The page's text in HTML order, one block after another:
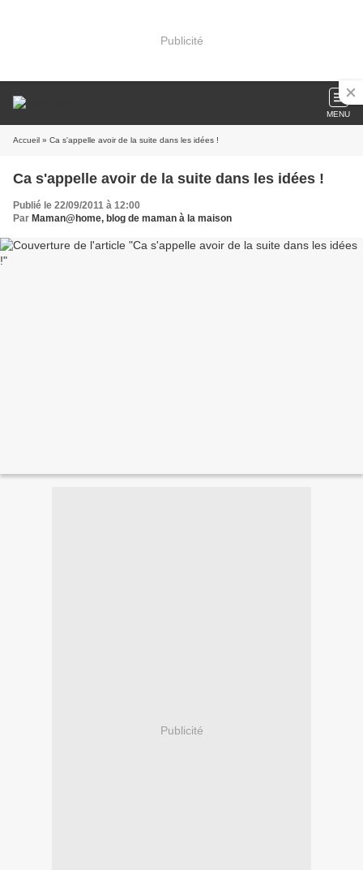
Publicité
MENU
Accueil » Ca s'appelle avoir de la suite dans les idées !
Ca s'appelle avoir de la suite dans les idées !
Publié le 22/09/2011 à 12:00
Par Maman@home, blog de maman à la maison
Publicité